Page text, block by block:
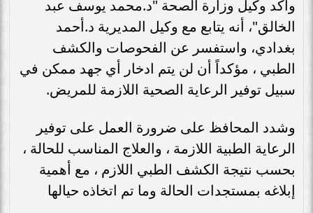
وأكد وكيل وزارة الصحة "د.محمد يوسف عبد
الخالق"، أنه يتابع مع وكيل المديرية د.أحمد
بغدادي، واستفسر عن الفحوصات والكشف
الطبي ، مؤكداً أن لن يتم ادخار أي جهد ممكن في
سبيل توفير الرعاية الصحية اللازمة للمريض.
وشدد المحافظ على ضرورة العمل على توفير
الرعاية الطبية اللازمة ، والعلاج المناسب للحالة ،
بحسب نتيجة الكشف الطبي اللازم ، مع أهمية
إبلاغه بمستجدات الحالة وما تم اتخاذه حيالها